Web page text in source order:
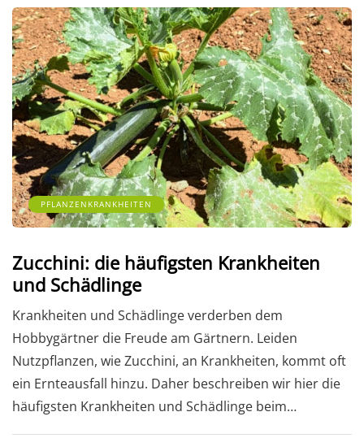
PFLANZENKRANKHEITEN
Zucchini: die häufigsten Krankheiten
und Schädlinge
Krankheiten und Schädlinge verderben dem
Hobbygärtner die Freude am Gärtnern. Leiden
Nutzpflanzen, wie Zucchini, an Krankheiten, kommt oft
ein Ernteausfall hinzu. Daher beschreiben wir hier die
häufigsten Krankheiten und Schädlinge beim…